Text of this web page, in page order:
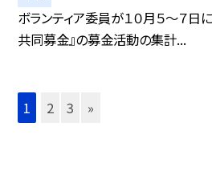
ボランティア委員が１０月５〜７日
共同募金』の募金活動の集計...
1 2 3 »